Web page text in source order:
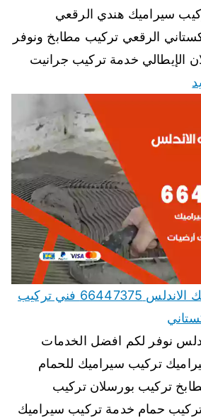
سيراميك هندي الرقعي
الرقعي تركيب مطابخ ونوفر
الإيطالي خدمة تركيب جرانيت
معلم تركيب سيراميك الاندلس 66447375 فني تركيب
نوفر لكم افضل الخدمات
تركيب سيراميك للحمام
تركيب بورسلان تركيب
حمام خدمة تركيب سيراميك